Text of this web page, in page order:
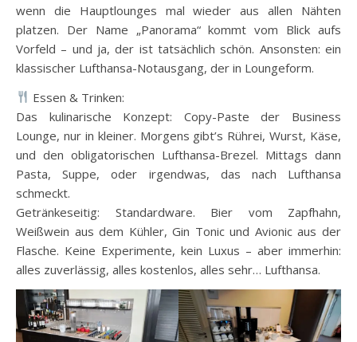
wenn die Hauptlounges mal wieder aus allen Nähten
platzen. Der Name „Panorama“ kommt vom Blick aufs
Vorfeld – und ja, der ist tatsächlich schön. Ansonsten: ein
klassischer Lufthansa-Notausgang, der in Loungeform.
Essen & Trinken:
Das kulinarische Konzept: Copy-Paste der Business
Lounge, nur in kleiner. Morgens gibt’s Rührei, Wurst, Käse,
und den obligatorischen Lufthansa-Brezel. Mittags dann
Pasta, Suppe, oder irgendwas, das nach Lufthansa
schmeckt.
Getränkeseitig: Standardware. Bier vom Zapfhahn,
Weißwein aus dem Kühler, Gin Tonic und Avionic aus der
Flasche. Keine Experimente, kein Luxus – aber immerhin:
alles zuverlässig, alles kostenlos, alles sehr… Lufthansa.